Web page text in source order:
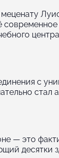
меценату
с
стал
— это
десятки